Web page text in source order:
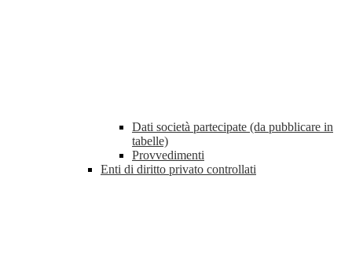
Dati società partecipate (da pubblicare in
tabelle)
Provvedimenti
Enti di diritto privato controllati